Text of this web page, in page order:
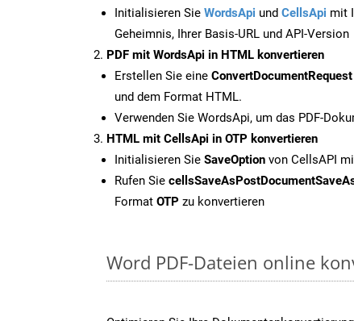
Initialisieren Sie WordsApi und CellsApi mit
Geheimnis, Ihrer Basis-URL und API-Version
PDF mit WordsApi in HTML konvertieren
Erstellen Sie eine ConvertDocumentRequest
und dem Format HTML.
Verwenden Sie WordsApi, um das PDF-
HTML mit CellsApi in OTP konvertieren
Initialisieren Sie SaveOption von CellsAPI
Rufen Sie
Format OTP zu konvertieren
Word PDF-Dateien online